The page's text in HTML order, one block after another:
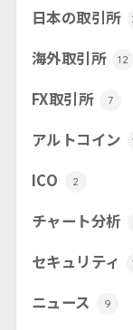
日本の取引所
海外取引所 12
FX取引所 7
アルトコイン
ICO 2
チャート分析
セキュリティ
ニュース 9